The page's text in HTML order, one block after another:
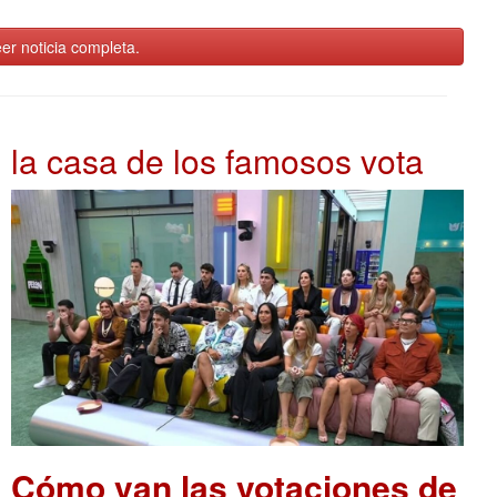
noticia completa.
la casa de los famosos vota
Cómo van las votaciones de